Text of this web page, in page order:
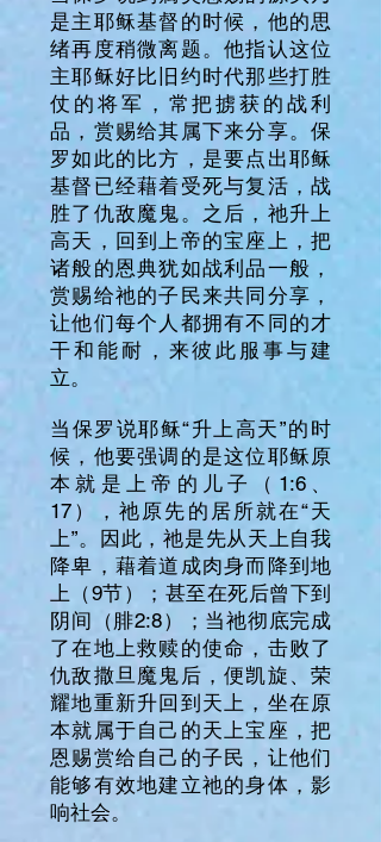
是主耶稣基督的时候，他的思
绪再度稍微离题。他指认这位
主耶稣好比旧约时代那些打胜
仗的将军，常把掳获的战利
品，赏赐给其属下来分享。保
罗如此的比方，是要点出耶稣
基督已经藉着受死与复活，战
胜了仇敌魔鬼。之后，祂升上
高天，回到上帝的宝座上，把
诸般的恩典犹如战利品一般，
赏赐给祂的子民来共同分享，
让他们每个人都拥有不同的才
干和能耐，来彼此服事与建
立。
当保罗说耶稣“升上高天”的时
候，他要强调的是这位耶稣原
本就是上帝的儿子（1:6、
17），祂原先的居所就在“天
上”。因此，祂是先从天上自我
降卑，藉着道成肉身而降到地
上（9节）；甚至在死后曾下到
阴间（腓2:8）；当祂彻底完成
了在地上救赎的使命，击败了
仇敌撒旦魔鬼后，便凯旋、荣
耀地重新升回到天上，坐在原
本就属于自己的天上宝座，把
恩赐赏给自己的子民，让他们
能够有效地建立祂的身体，影
响社会。